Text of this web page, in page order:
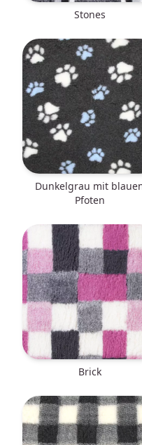
Stones
dunkelgrau mit blauen
Pfoten
Brick